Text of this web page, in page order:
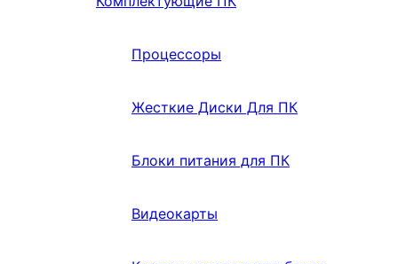
Процессоры
Жесткие Диски Для ПК
Блоки питания для ПК
Видеокарты